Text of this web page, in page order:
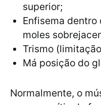
superior;
Enfisema
moles
Trismo
Má posição do
Normalmente, o